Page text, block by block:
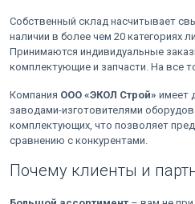
Собственный склад насчитывает
наличии в более чем 20 категориях
Принимаются индивидуальные
комплектующие и запчасти. На все
Компания ООО «ЭКОЛ Строй» имеет
заводами-изготовителями
комплектующих, что позволяет
сравнению с конкурентами.
Почему клиенты и